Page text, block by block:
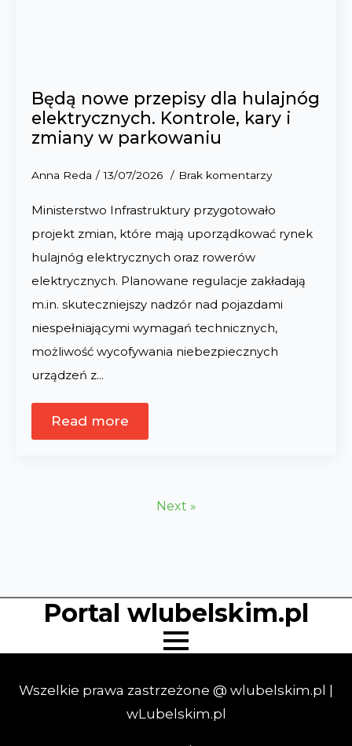
Będą nowe przepisy dla hulajnóg
elektrycznych. Kontrole, kary i
zmiany w parkowaniu
Anna Reda 13/07/2026 Brak komentarzy
Ministerstwo Infrastruktury przygotowało
projekt zmian, które mają uporządkować rynek
hulajnóg elektrycznych oraz rowerów
elektrycznych. Planowane regulacje zakładają
m.in. skuteczniejszy nadzór nad pojazdami
niespełniającymi wymagań technicznych,
możliwość wycofywania niebezpiecznych
urządzeń z…
Read more
Next »
Portal wlubelskim.pl
Wszelkie prawa zastrzeżone @ wlubelskim.pl |
wLubelskim.pl